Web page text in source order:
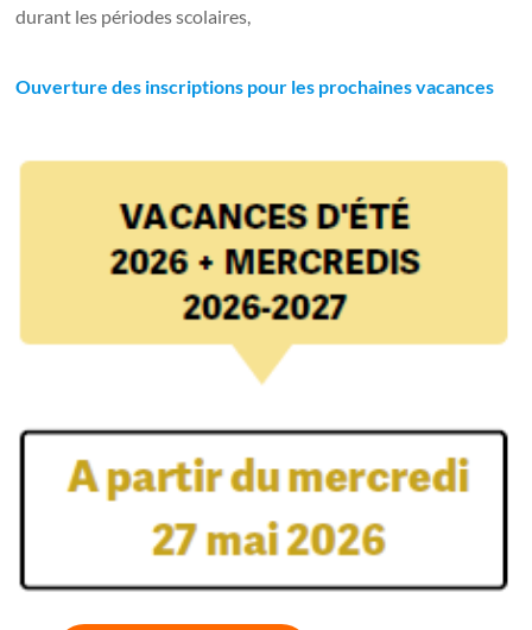
durant les périodes scolaires,
Ouverture des inscriptions pour les prochaines vacances